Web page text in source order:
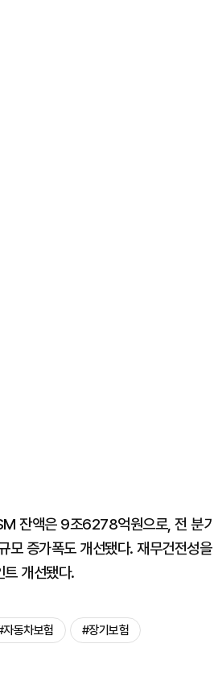
잔액은 9조6278억원으로, 전 분
모 증가폭도 개선됐다. 재무건전성
개선됐다.
자동차보험 #장기보험